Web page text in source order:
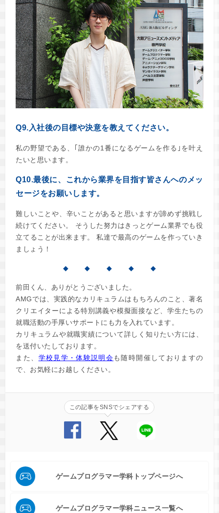
Q9.入社後の目標や決意を教えてください。
私の野望である、｢誰かの1番になるゲームを作る｣を叶え
たいと思います。
Q10.最後に、これから業界を目指す皆さんへのメッ
セージをお願いします。
難しいことや、辛いことがあると思いますが諦めず挑戦し
続けてください。 そうした努力はきっとゲーム業界でも役
立てることが出来ます。 私達で最高のゲームを作っていき
ましょう！
◆ ◆ ◆ ◆ ◆
前田くん、ありがとうございました。
AMGでは、実践的なカリキュラムはもちろんのこと、著名
クリエイターによる特別講義や模擬面接など、学生たちの
就職活動の手厚いサポートにも力を入れています。
カリキュラムや就職実績について詳しく知りたい方には、
を送付いたしております。
また、 学校見学・体験説明会も随時開催しておりますの
で、お気軽にお越しください。
この記事をSNSでシェアする
ゲームプログラマー学科トップページへ
ゲームプログラマー学科ニュース一覧へ